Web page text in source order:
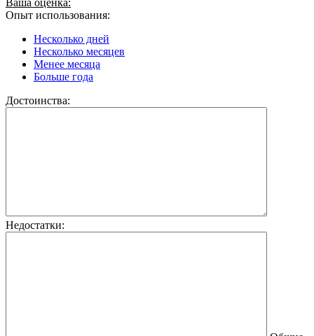
Ваша оценка:
Опыт использования:
Несколько дней
Несколько месяцев
Менее месяца
Больше года
Достоинства:
Недостатки: